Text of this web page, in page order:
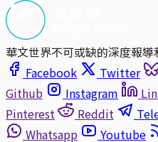
華文世界不可或缺的深度報
Facebook
Twitter
Github
Instagram
Pinterest
Reddit
Whatsapp
Youtube